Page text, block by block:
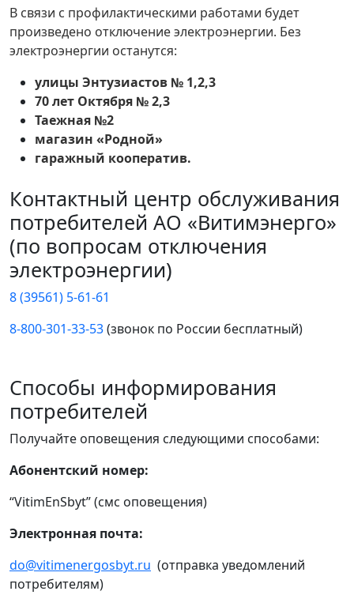
В связи с профилактическими работами будет
произведено отключение электроэнергии. Без
электроэнергии останутся:
улицы Энтузиастов № 1,2,3
70 лет Октября № 2,3
Таежная №2
магазин «Родной»
гаражный кооператив.
Контактный центр обслуживания
потребителей АО «Витимэнерго»
(по вопросам отключения
электроэнергии)
8 (39561) 5-61-61
8-800-301-33-53(звонок по России бесплатный)
Способы информирования
потребителей
Получайте оповещения следующими способами:
Абонентский номер:
“VitimEnSbyt” (смс оповещения)
Электронная почта:
do@vitimenergosbyt.ru (отправка уведомлений
потребителям)